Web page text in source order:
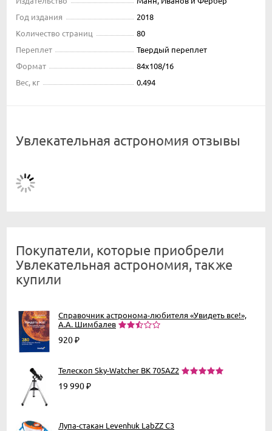
Год издания
2018
Количество страниц
80
Переплет
Твердый переплет
Формат
84x108/16
Вес, кг
0.494
Увлекательная астрономия отзывы
Покупатели, которые приобрели
Увлекательная астрономия, также
купили
Справочник астронома-любителя «Увидеть все!»,
А.А. Шимбалев
920₽
Телескоп Sky-Watcher BK 705AZ2
19 990₽
Лупа-стакан Levenhuk LabZZ C3